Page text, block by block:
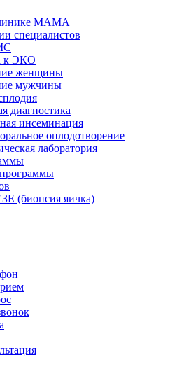
МАМА
специалистов
к ЭКО
женщины
мужчины
диагностика
инсеминация
оплодотворение
лаборатория
(биопсия яичка)